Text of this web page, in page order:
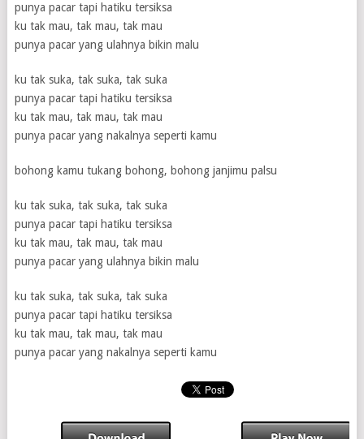
punya pacar tapi hatiku tersiksa
ku tak mau, tak mau, tak mau
punya pacar yang ulahnya bikin malu
ku tak suka, tak suka, tak suka
punya pacar tapi hatiku tersiksa
ku tak mau, tak mau, tak mau
punya pacar yang nakalnya seperti kamu
bohong kamu tukang bohong, bohong janjimu palsu
ku tak suka, tak suka, tak suka
punya pacar tapi hatiku tersiksa
ku tak mau, tak mau, tak mau
punya pacar yang ulahnya bikin malu
ku tak suka, tak suka, tak suka
punya pacar tapi hatiku tersiksa
ku tak mau, tak mau, tak mau
punya pacar yang nakalnya seperti kamu